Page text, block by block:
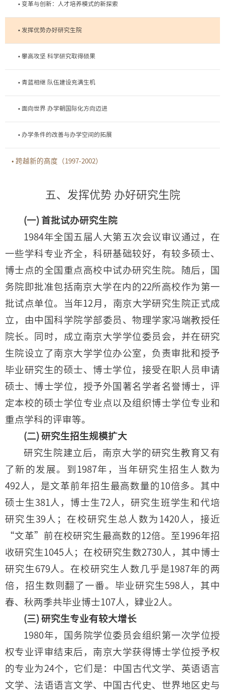
• 变革与创新：人才培养模式的新探索
• 发挥优势办好研究生院
• 攀高攻坚 科学研究取得硕果
• 青蓝相继 队伍建设充满生机
• 面向世界 办学朝国际化方向迈进
• 办学条件的改善与办学空间的拓展
• 跨越新的高度（1997-2002）
五、发挥优势 办好研究生院
(一) 首批试办研究生院
1984年全国五届人大第五次会议审议通过，在
一些学科专业齐全，科研基础较好，有较多硕士、
博士点的全国重点高校中试办研究生院。随后，国
务院即批准包括南京大学在内的22所高校作为第一
批试点单位。当年12月，南京大学研究生院正式成
立，由中国科学院学部委员、物理学家冯端教授任
院长。同时，成立南京大学学位委员会，并在研究
生院设立了南京大学学位办公室，负责审批和授予
毕业研究生的硕士、博士学位，接受在职人员申请
硕士、博士学位，授予外国著名学者名誉博士，评
定本校的硕士学位专业点以及组织博士学位专业和
重点学科的评审等。
(二) 研究生招生规模扩大
研究生院建立后，南京大学的研究生教育又有
了新的发展。到1987年，当年研究生招生人数为
492人，是文革前年招生最高数量的10倍多。其中
硕士生381人，博士生72人，研究生班学生和代培
研究生39人；在校研究生总人数为1420人，接近
“文革”前在校研究生最高数的12倍。至1996年招
收研究生1045人；在校研究生数2730人，其中博士
研究生679人。在校研究生人数几乎是1987年的两
倍，招生数则翻了一番。毕业研究生598人，其中
春、秋两季共毕业博士107人，肄业2人。
(三) 研究生专业有较大增长
1980年，国务院学位委员会组织第一次学位授
权专业评审结束后，南京大学获得博士学位授予权
的专业为24个，它们是：中国古代文学、英语语言
文学、法语语言文学、中国古代史、世界地区史与